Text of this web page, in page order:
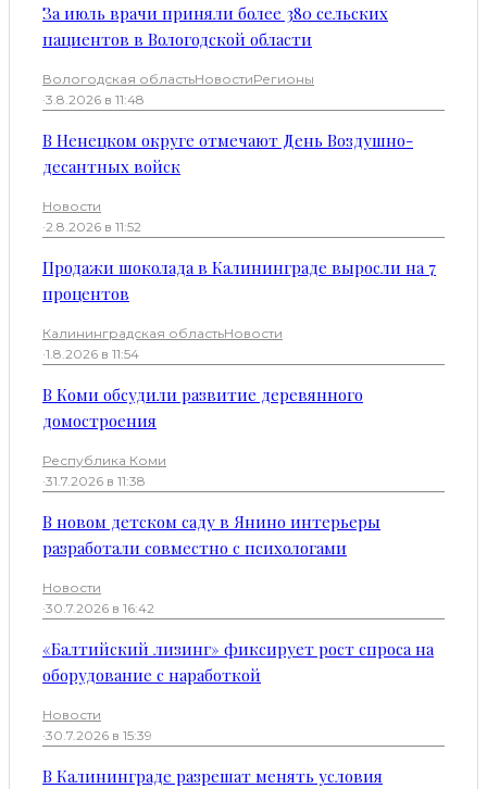
За июль врачи приняли более 380 сельских
пациентов в Вологодской области
Вологодская областьНовостиРегионы
·3.8.2026 в 11:48
В Ненецком округе отмечают День Воздушно-
десантных войск
Новости
·2.8.2026 в 11:52
Продажи шоколада в Калининграде выросли на 7
процентов
Калининградская областьНовости
·1.8.2026 в 11:54
В Коми обсудили развитие деревянного
домостроения
Республика Коми
·31.7.2026 в 11:38
В новом детском саду в Янино интерьеры
разработали совместно с психологами
Новости
·30.7.2026 в 16:42
«Балтийский лизинг» фиксирует рост спроса на
оборудование с наработкой
Новости
·30.7.2026 в 15:39
В Калининграде разрешат менять условия